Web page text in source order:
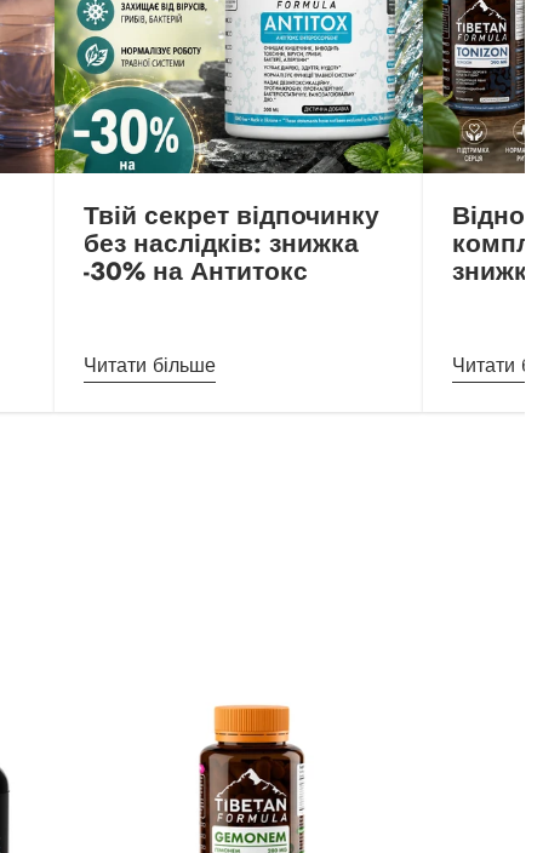
Твій секрет відпочинку
без наслідків: знижка
-30% на Антитокс
Читати більше Читати